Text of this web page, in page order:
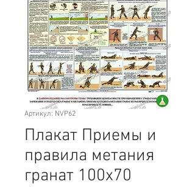
Артикул: NVP62
Плакат Приемы и
правила метания
гранат 100х70